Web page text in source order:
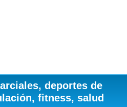
deportes de
fitness, salud